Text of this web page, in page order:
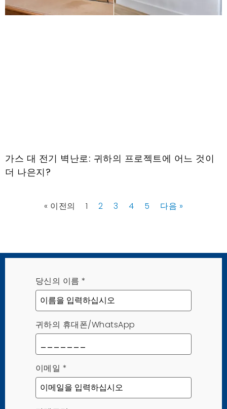
가스 대 전기 벽난로: 귀하의 프로젝트에 어느 것이
더 나은지?
« 이전의 1 2 3 4 5 다음 »
당신의 이름 *
귀하의 휴대폰/WhatsApp
이메일 *